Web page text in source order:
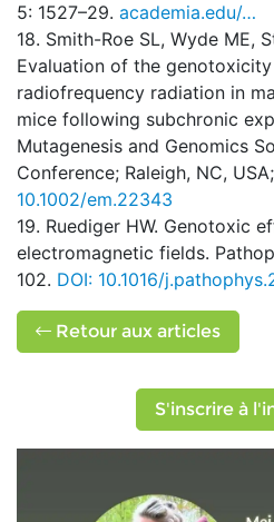
5: 1527–29. academia.edu/…
18. Smith-Roe SL, Wyde ME,
Evaluation of the
radiofrequency radiation in
mice following subchronic
Mutagenesis and Genomics
Conference; Raleigh, NC,
10.1002/em.22343
19. Ruediger HW. Genotoxic
electromagnetic fields.
102. DOI: 10.1016/
Retour aux articles
S'inscrire à